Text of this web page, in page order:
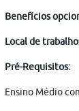
Benefícios
Local de
Pré-Requisitos:
Ensino Médio